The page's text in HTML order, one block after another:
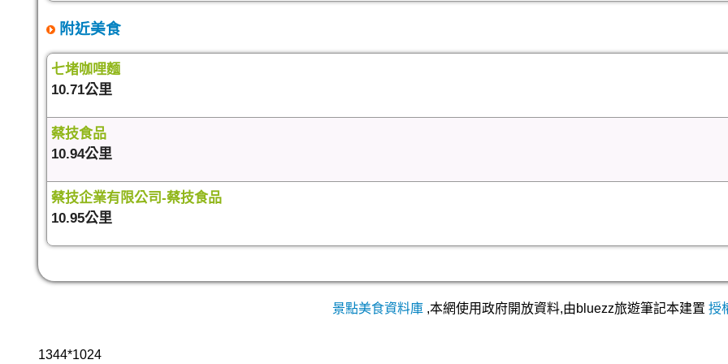
附近美食
七堵咖哩麵
10.71公里
蔡技食品
10.94公里
蔡技企業有限公司-蔡技食品
10.95公里
景點美食資料庫,本網使用政府開放資料,由bluezz旅遊筆記本建置 授
1344*1024